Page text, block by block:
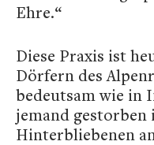
Ehre.“
Diese Praxis ist
Dörfern des
bedeutsam wie in
jemand gestorben
Hinterbliebenen